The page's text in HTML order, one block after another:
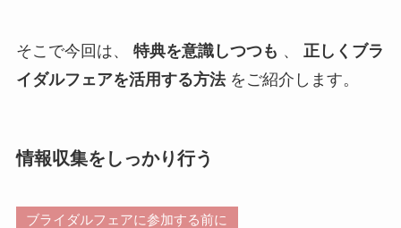
そこで今回は、 特典を意識しつつも 、 正しくブラ
イダルフェアを活用する方法をご紹介します。
情報収集をしっかり行う
ブライダルフェアに参加する前に